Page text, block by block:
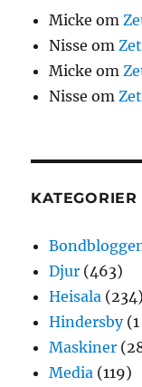
Micke om
Nisse om
Micke om
Nisse om
KATEGORIER
Djur (463)
Heisala (234)
Hindersby(1
Maskiner
Media (119)